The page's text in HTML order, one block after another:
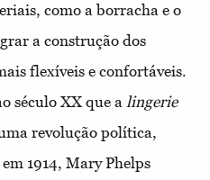
como a borracha e o
a construção dos
flexíveis e confortáveis.
século XX que a lingerie
revolução política,
1914, Mary Phelps